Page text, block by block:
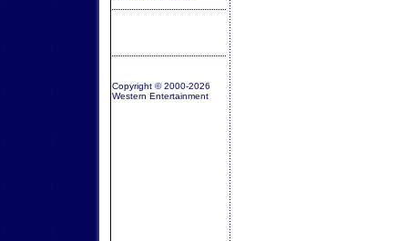
Copyright © 2000-2026
Western Entertainment